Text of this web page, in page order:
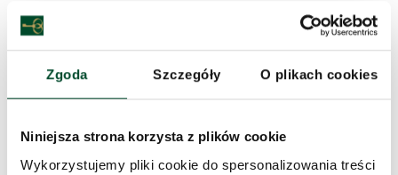
Zgoda Szczegóły O plikach cookies
Niniejsza strona korzysta z plików cookie
Wykorzystujemy pliki cookie do spersonalizowania treści
studentek (pochodząca z Hiszpanii) przy wsparciu
koleżanek i kolegów z uczelni oraz naszych terapeutek
poprowadziła dwuetapowe zajęcia malarskie będące
swoistą wyprawą do świata wspomnień. W pierwszej
części warsztatów opisanej w lutym(Powrót do domu)
jakim go pamiętali. W drugiej części wykonywali
portret osób bliskich ich sercu, odbywając przy okazji